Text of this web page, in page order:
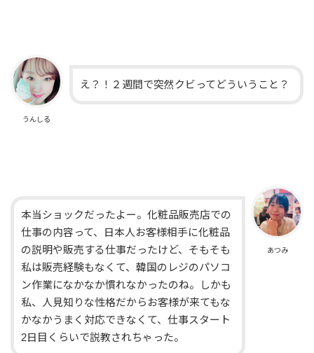
うんしる
え？！２週間で突然クビってどういうこと？
あつみ
本当ショックだったよー。化粧品販売店での
仕事の内容って、日本人お客様相手に化粧品
の説明や販売する仕事だったけど、そもそも
私は販売経験もなくて、韓国のレジのパソコ
ン作業になかなか慣れなかったのね。しかも
私、人見知りな性格だからお客様が来てもな
かなかうまく対応できなくて、仕事スタート
2日目くらいで説教されちゃった。